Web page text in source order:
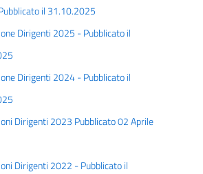
il 31.10.2025
Dirigenti 2025 - Pubblicato il
Dirigenti 2024 - Pubblicato il
Dirigenti 2023 Pubblicato 02 Aprile
Dirigenti 2022 - Pubblicato il